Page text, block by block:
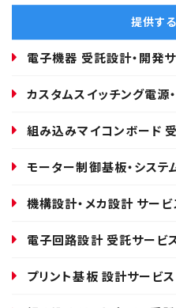
提供す
電子機器 受託設計・開発
カスタムスイッチング電源
組み込みマイコンボード
モーター制御基板・シス
機構設計・メカ設計 サービ
電子回路設計 受託サービ
プリント基板 設計サービス